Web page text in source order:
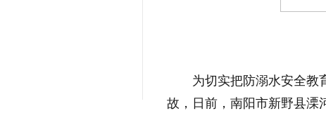
为切实把防溺水安全教
故，日前，南阳市新野县溧